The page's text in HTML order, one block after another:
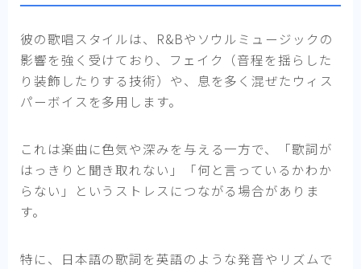
彼の歌唱スタイルは、R&Bやソウルミュージックの
影響を強く受けており、フェイク（音程を揺らした
り装飾したりする技術）や、息を多く混ぜたウィス
パーボイスを多用します。
これは楽曲に色気や深みを与える一方で、「歌詞が
はっきりと聞き取れない」「何と言っているかわか
らない」というストレスにつながる場合がありま
す。
特に、日本語の歌詞を英語のような発音やリズムで